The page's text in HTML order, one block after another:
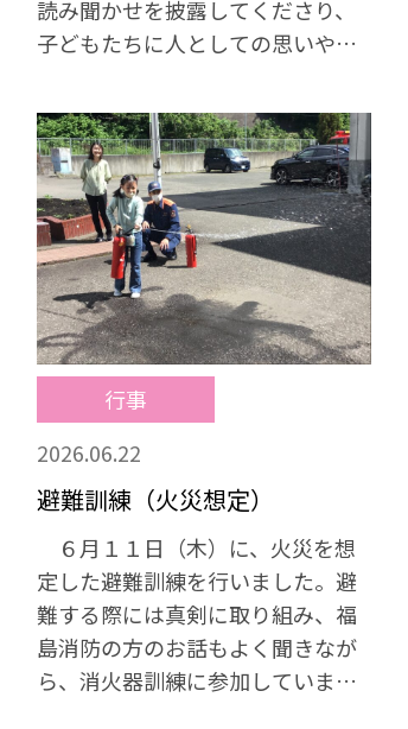
読み聞かせを披露してくださり、
子どもたちに人としての思いやり
てくださいました。
行事
2026.06.22
避難訓練（火災想定）
６月１１日（木）に、火災を想
定した避難訓練を行いました。避
難する際には真剣に取り組み、福
島消防の方のお話もよく聞きなが
ら、消火器訓練に参加していまし